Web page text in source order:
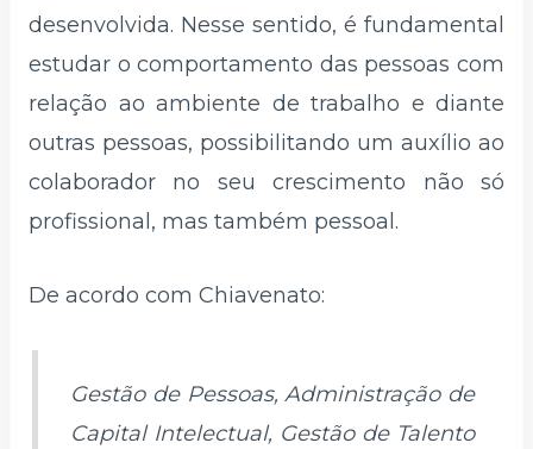
desenvolvida. Nesse sentido, é fundamental
estudar o comportamento das pessoas com
relação ao ambiente de trabalho e diante
outras pessoas, possibilitando um auxílio ao
colaborador no seu crescimento não só
profissional, mas também pessoal.
De acordo com Chiavenato:
Gestão de Pessoas, Administração de
Capital Intelectual, Gestão de Talento